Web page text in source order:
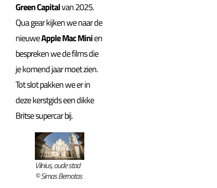
Green Capitalvan 2025.
Qua gear kijken we naar de
nieuweApple Mac Minien
bespreken we de films die
je komend jaar moet zien.
Tot slot pakken we er in
deze kerstgids een dikke
Britse supercar bij.
Vilnius, oude stad
© Simas Bernotas